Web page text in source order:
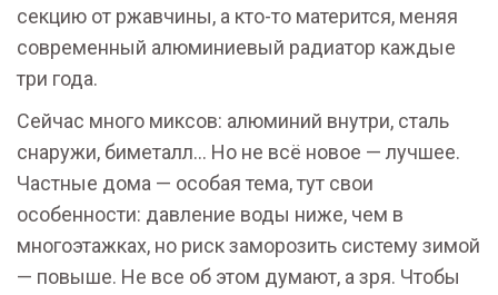
секцию от ржавчины, а кто-то матерится, меняя
современный алюминиевый радиатор каждые
три года.
Сейчас много миксов: алюминий внутри, сталь
снаружи, биметалл… Но не всё новое — лучшее.
Частные дома — особая тема, тут свои
особенности: давление воды ниже, чем в
многоэтажках, но риск заморозить систему зимой
— повыше. Не все об этом думают, а зря. Чтобы